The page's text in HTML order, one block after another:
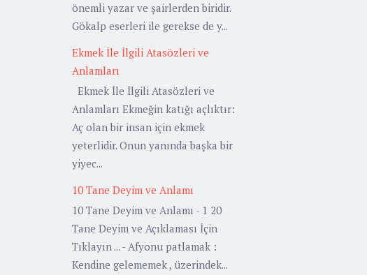
önemli yazar ve şairlerden biridir.
Gökalp eserleri ile gerekse de y...
Ekmek İle İlgili Atasözleri ve
Anlamları
Ekmek İle İlgili Atasözleri ve
Anlamları Ekmeğin katığı açlıktır:
Aç olan bir insan için ekmek
yeterlidir. Onun yanında başka bir
yiyec...
10 Tane Deyim ve Anlamı
10 Tane Deyim ve Anlamı - 1 20
Tane Deyim ve Açıklaması İçin
Tıklayın ... - Afyonu patlamak :
Kendine gelememek , üzerindek...